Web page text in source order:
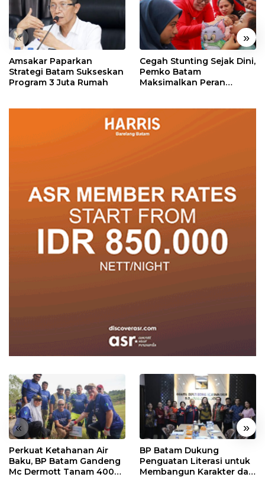
« »
Amsakar Paparkan
Strategi Batam Sukseskan
Program 3 Juta Rumah
Cegah Stunting Sejak Dini,
Pemko Batam
Maksimalkan Peran
« »
Perkuat Ketahanan Air
Baku, BP Batam Gandeng
Mc Dermott Tanam 400
BP Batam Dukung
Penguatan Literasi untuk
Membangun Karakter dan